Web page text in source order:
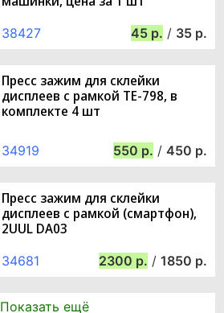
38427 45 / 35
Пресс зажим для склейки
дисплеев с рамкой TE-798, в
комплекте 4 шт
34919 550 / 450
Пресс зажим для склейки
дисплеев с рамкой (смартфон),
2UUL DA03
34681 2300 / 1850
Показать ещё